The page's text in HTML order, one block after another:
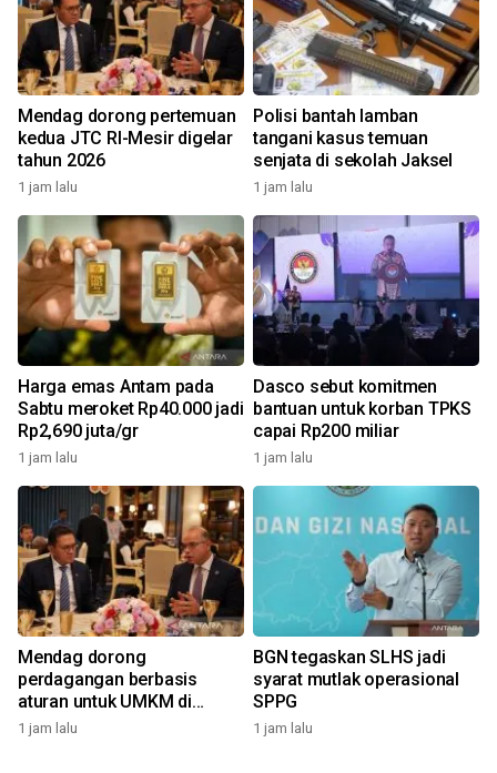
Mendag dorong pertemuan
kedua JTC RI-Mesir digelar
tahun 2026
1 jam lalu
Polisi bantah lamban
tangani kasus temuan
senjata di sekolah Jaksel
1 jam lalu
Harga emas Antam pada
Sabtu meroket Rp40.000 jadi
Rp2,690 juta/gr
1 jam lalu
Dasco sebut komitmen
bantuan untuk korban TPKS
capai Rp200 miliar
1 jam lalu
Mendag dorong
perdagangan berbasis
aturan untuk UMKM di
BRICS
1 jam lalu
BGN tegaskan SLHS jadi
syarat mutlak operasional
SPPG
1 jam lalu